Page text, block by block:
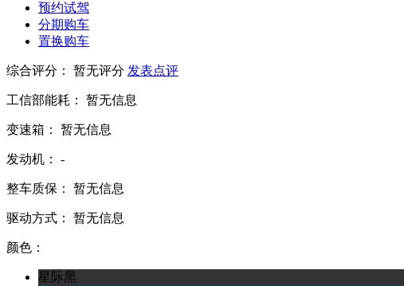
预约试驾
分期购车
置换购车
综合评分： 暂无评分 发表点评
工信部能耗： 暂无信息
变速箱： 暂无信息
发动机： -
整车质保： 暂无信息
驱动方式： 暂无信息
颜色：
星际黑